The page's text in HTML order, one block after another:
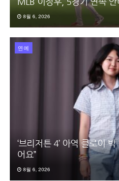
MLB 이정후, 5경기 연속
8월 6, 2026
연예
‘브리저튼 4’ 아역 클로이
어요”
8월 6, 2026